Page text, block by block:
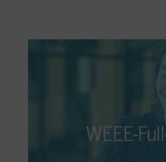
WEEE-
WEEE-
sodass Sie mehr Zeit
schaffen können. Im